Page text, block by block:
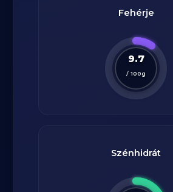
Fehérje
9.7
/ 100g
Szénhidrát